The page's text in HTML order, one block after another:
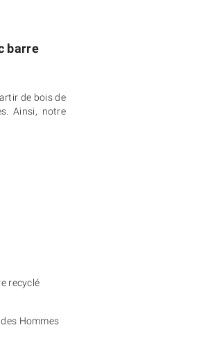
barre
de bois de
Ainsi, notre
noyer,
la décoration
recyclé
Hommes